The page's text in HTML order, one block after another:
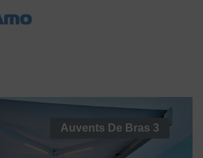
Auvents De Bras 3